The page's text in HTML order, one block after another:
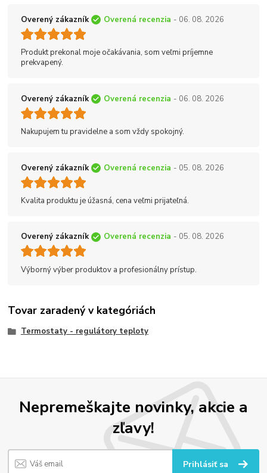
Overený zákazník Overená recenzia - 06. 08. 2026
Produkt prekonal moje očakávania, som veľmi príjemne
prekvapený.
Overený zákazník Overená recenzia - 06. 08. 2026
Nakupujem tu pravidelne a som vždy spokojný.
Overený zákazník Overená recenzia - 05. 08. 2026
Kvalita produktu je úžasná, cena veľmi prijateľná.
Overený zákazník Overená recenzia - 05. 08. 2026
Výborný výber produktov a profesionálny prístup.
Tovar zaradený v kategóriách
Termostaty - regulátory teploty
Nepremeškajte novinky, akcie a
zľavy!
Prihlásiť sa